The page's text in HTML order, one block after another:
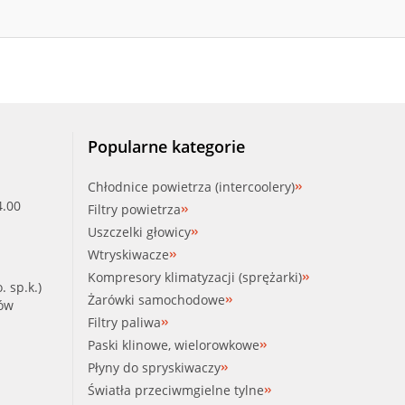
sp.k.)
Popularne kategorie
Chłodnice powietrza (intercoolery)
Filtry powietrza
Uszczelki głowicy
Wtryskiwacze
Kompresory klimatyzacji (sprężarki)
Żarówki samochodowe
Filtry paliwa
Paski klinowe, wielorowkowe
Płyny do spryskiwaczy
Światła przeciwmgielne tylne